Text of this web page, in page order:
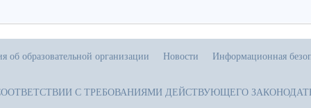
об образовательной организации Новости Информационная
С ТРЕБОВАНИЯМИ ДЕЙСТВУЮЩЕГО